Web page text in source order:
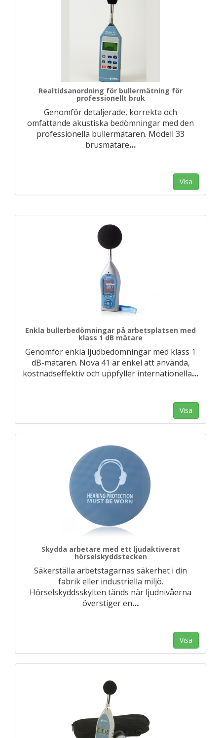
Realtidsanordning för bullermätning för
professionellt bruk
Genomför detaljerade, korrekta och
omfattande akustiska bedömningar med den
professionella bullermätaren. Modell 33
brusmätare…
Visa
Enkla bullerbedömningar på arbetsplatsen med
klass 1 dB mätare
Genomför enkla ljudbedömningar med klass 1
dB-mätaren. Nova 41 är enkel att använda,
kostnadseffektiv och uppfyller internationella…
Visa
Skydda arbetare med ett ljudaktiverat
hörselskyddstecken
Säkerställa arbetstagarnas säkerhet i din
fabrik eller industriella miljö.
Hörselskyddsskylten tänds när ljudnivåerna
överstiger en…
Visa